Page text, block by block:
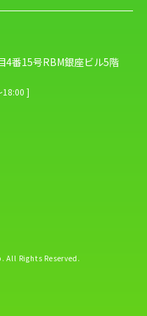
4番15号RBM銀座ビル5階
18:00 ]
All Rights Reserved.